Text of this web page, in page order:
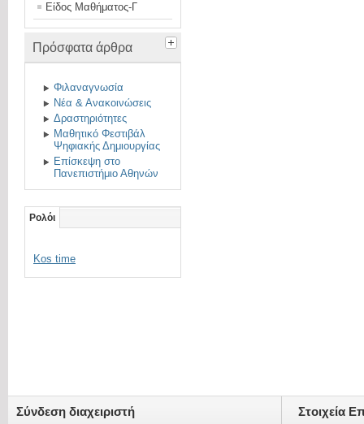
Είδος Μαθήματος-Γ
Πρόσφατα άρθρα
Φιλαναγνωσία
Νέα & Ανακοινώσεις
Δραστηριότητες
Μαθητικό Φεστιβάλ
Ψηφιακής Δημιουργίας
Επίσκεψη στο
Πανεπιστήμιο Αθηνών
Ρολόι
Kos time
Σύνδεση διαχειριστή Στοιχεία